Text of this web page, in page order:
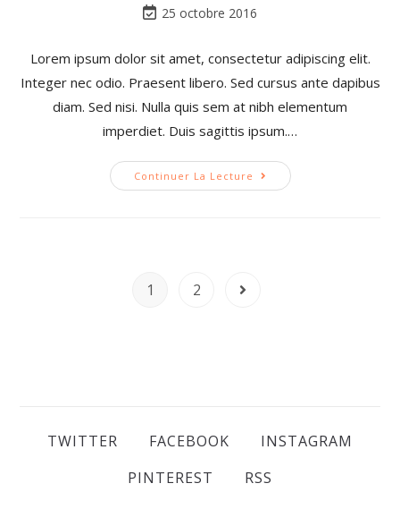
25 octobre 2016
Lorem ipsum dolor sit amet, consectetur adipiscing elit.
Integer nec odio. Praesent libero. Sed cursus ante dapibus
diam. Sed nisi. Nulla quis sem at nibh elementum
imperdiet. Duis sagittis ipsum.…
Continuer La Lecture
1 2
TWITTER FACEBOOK
INSTAGRAM
PINTEREST
RSS